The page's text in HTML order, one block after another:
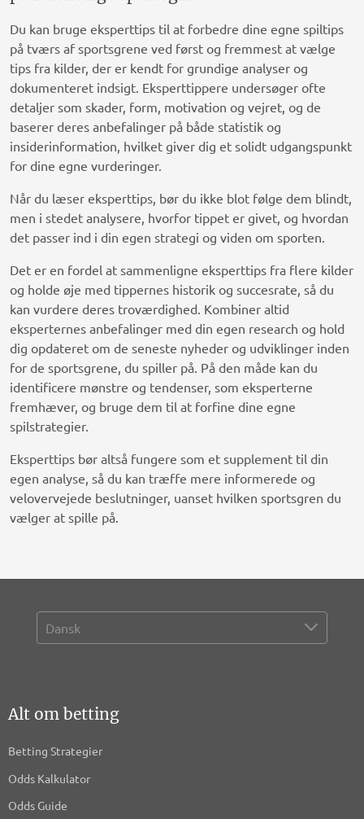
Du kan bruge eksperttips til at forbedre dine egne spiltips
på tværs af sportsgrene ved først og fremmest at vælge
tips fra kilder, der er kendt for grundige analyser og
dokumenteret indsigt. Eksperttippere undersøger ofte
detaljer som skader, form, motivation og vejret, og de
baserer deres anbefalinger på både statistik og
insiderinformation, hvilket giver dig et solidt udgangspunkt
for dine egne vurderinger.
Når du læser eksperttips, bør du ikke blot følge dem blindt,
men i stedet analysere, hvorfor tippet er givet, og hvordan
det passer ind i din egen strategi og viden om sporten.
Det er en fordel at sammenligne eksperttips fra flere kilder
og holde øje med tippernes historik og succesrate, så du
kan vurdere deres troværdighed. Kombiner altid
eksperternes anbefalinger med din egen research og hold
dig opdateret om de seneste nyheder og udviklinger inden
for de sportsgrene, du spiller på. På den måde kan du
identificere mønstre og tendenser, som eksperterne
fremhæver, og bruge dem til at forfine dine egne
spilstrategier.
Eksperttips bør altså fungere som et supplement til din
egen analyse, så du kan træffe mere informerede og
velovervejede beslutninger, uanset hvilken sportsgren du
vælger at spille på.
Alt om betting
Betting Strategier
Odds Kalkulator
Odds Guide